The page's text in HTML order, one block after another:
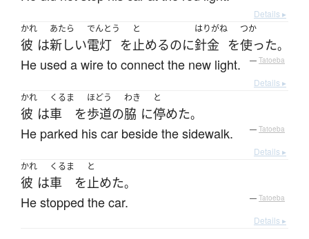
Details ▸
かれ
彼 は
あたら
新しい
でんとう
電灯 を
と
止めるのに
はりがね
針金 を
つか
使った。
He used a wire to connect the new light. — Tatoeba
Details ▸
かれ
彼 は
くるま
車 を
ほどう
歩道の
わき
脇 に
と
停めた。
He parked his car beside the sidewalk. — Tatoeba
Details ▸
かれ
彼 は
くるま
車 を
と
止めた。
He stopped the car. — Tatoeba
Details ▸